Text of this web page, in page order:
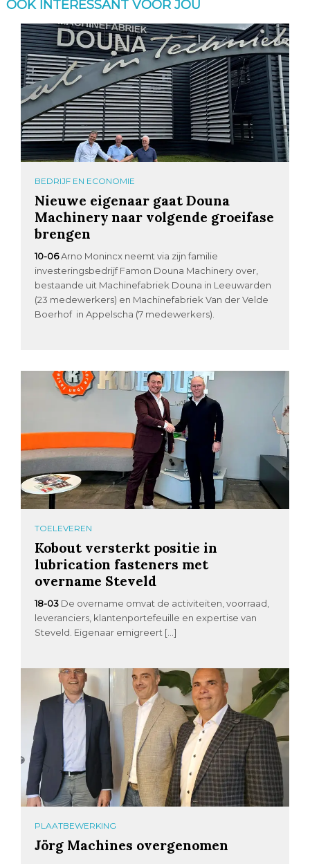
OOK INTERESSANT VOOR JOU
BEDRIJF EN ECONOMIE
Nieuwe eigenaar gaat Douna
Machinery naar volgende groeifase
brengen
10-06Arno Monincx neemt via zijn familie
investeringsbedrijf Famon Douna Machinery over,
bestaande uit Machinefabriek Douna in Leeuwarden
(23 medewerkers) en Machinefabriek Van der Velde
Boerhof in Appelscha (7 medewerkers).
TOELEVEREN
Kobout versterkt positie in
lubrication fasteners met
overname Steveld
18-03 De overname omvat de activiteiten, voorraad,
leveranciers, klantenportefeuille en expertise van
Steveld. Eigenaar emigreert […]
PLAATBEWERKING
Jörg Machines overgenomen